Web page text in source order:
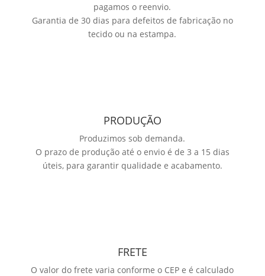
pagamos o reenvio.
Garantia de 30 dias para defeitos de fabricação no
tecido ou na estampa.
PRODUÇÃO
Produzimos sob demanda.
O prazo de produção até o envio é de 3 a 15 dias
úteis, para garantir qualidade e acabamento.
FRETE
O valor do frete varia conforme o CEP e é calculado